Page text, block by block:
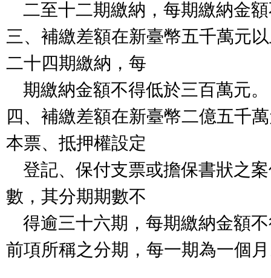
三、補繳差額在新臺幣五千萬元
二十四期繳納，每
四、補繳差額在新臺幣二億五千
本票、抵押權設定
數，其分期期數不
前項所稱之分期，每一期為一個